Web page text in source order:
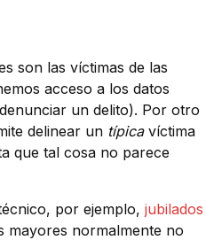
son las víctimas de las
acceso a los datos
un delito). Por otro
delinear un típicavíctima
que tal cosa no parece
por ejemplo, jubilados
mayores normalmente no